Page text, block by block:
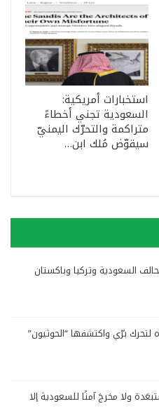
استخبارات أمريكية:
السعودية تجني أخطاءً
متراكمة والتحرّك اليمنيّ
سيقوّض مُلك ابن…
السعودية وتركيا وباكستان
لتحرك برّي واكتشفها “الحوثيون”
ولا مخرجَ آمنًا للسعودية إلا